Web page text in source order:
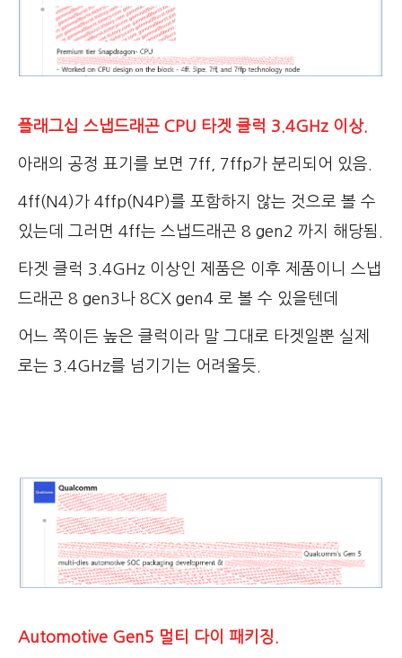
플래그십 스냅드래곤 CPU 타겟 클럭 3.4GHz 이상.
아래의 공정 표기를 보면 7ff, 7ffp가 분리되어 있음.
4ff(N4)가 4ffp(N4P)를 포함하지 않는 것으로 볼 수
있는데 그러면 4ff는 스냅드래곤 8 gen2 까지 해당됨.
타겟 클럭 3.4GHz 이상인 제품은 이후 제품이니 스냅
드래곤 8 gen3나 8CX gen4 로 볼 수 있을텐데
어느 쪽이든 높은 클럭이라 말 그대로 타겟일뿐 실제
로는 3.4GHz를 넘기기는 어려울듯.
Automotive Gen5 멀티 다이 패키징.